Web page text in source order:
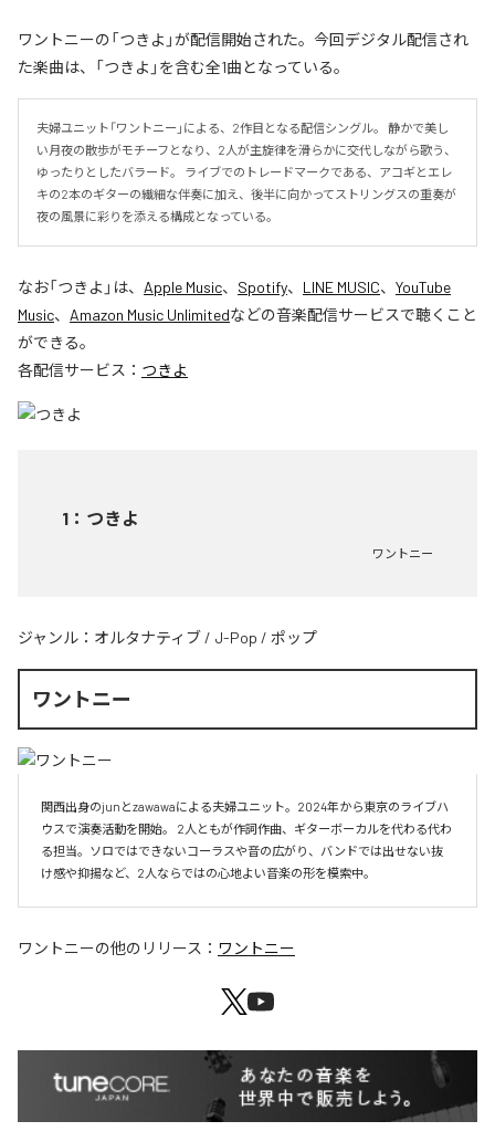
ワントニーの「つきよ」が配信開始された。今回デジタル配信され
た楽曲は、「つきよ」を含む全1曲となっている。
夫婦ユニット「ワントニー」による、2作目となる配信シングル。 静かで美し
い月夜の散歩がモチーフとなり、2人が主旋律を滑らかに交代しながら歌う、
ゆったりとしたバラード。 ライブでのトレードマークである、アコギとエレ
キの2本のギターの繊細な伴奏に加え、後半に向かってストリングスの重奏が
夜の風景に彩りを添える構成となっている。
なお「つきよ 」は、 Apple Music、 Spotify、 LINE MUSIC、 YouTube
Music、 Amazon Music Unlimitedなどの音楽配信サービスで聴くこと
ができる。
各配信サービス： つきよ
1 ： つきよ
ワントニー
ジャンル： オルタナティブ / J-Pop / ポップ
ワントニー
関西出身のjunとzawawaによる夫婦ユニット。2024年から東京のライブハ
ウスで演奏活動を開始。 2人ともが作詞作曲、ギターボーカルを代わる代わ
る担当。ソロではできないコーラスや音の広がり、バンドでは出せない抜
け感や抑揚など、2人ならではの心地よい音楽の形を模索中。
ワントニーの他のリリース： ワントニー